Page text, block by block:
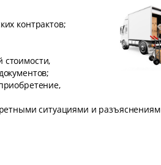
контрактов;
ситуациями и